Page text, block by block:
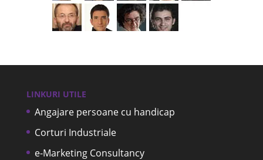
LINKURI UTILE
Angajare persoane cu handicap
Corturi Industriale
e-Marketing Consultancy